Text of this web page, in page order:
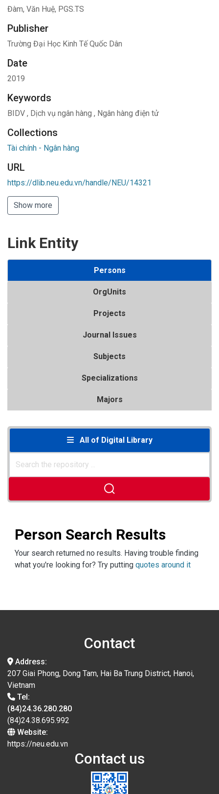
Đàm, Văn Huệ, PGS.TS
Publisher
Trường Đại Học Kinh Tế Quốc Dân
Date
2019
Keywords
BIDV , Dịch vụ ngân hàng , Ngân hàng điện tử
Collections
Tài chính - Ngân hàng
URL
https://dlib.neu.edu.vn/handle/NEU/14321
Show more
Link Entity
Persons
OrgUnits
Projects
Journal Issues
Subjects
Specializations
Majors
All of Digital Library
Person Search Results
Your search returned no results. Having trouble finding
what you're looking for? Try putting quotes around it
Contact
Address:
207 Giai Phong, Dong Tam, Hai Ba Trung District, Hanoi,
Vietnam
Tel:
(84)24.36.280.280
(84)24.38.695.992
Website:
https://neu.edu.vn
Contact us